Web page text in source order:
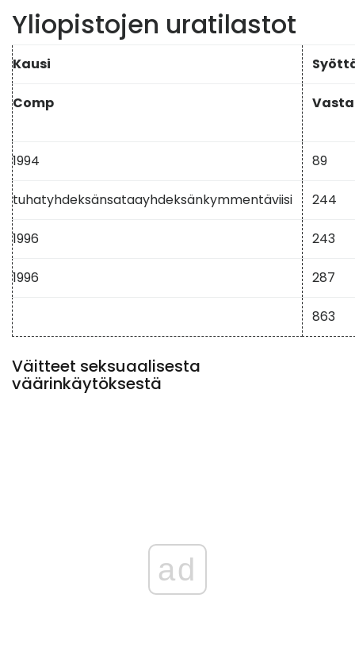
Yliopistojen uratilastot
Kausi
Comp
1994 89
tuhatyhdeksänsataayhdeksänkymmentäviisi 244
1996 243
1996 287
863
Väitteet seksuaalisesta
väärinkäytöksestä
ad